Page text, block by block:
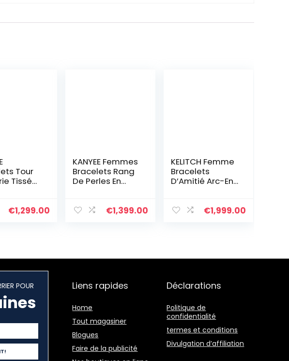
Tour
Tissé
Bracelet
€1,299.00
KANYEE Femmes
Bracelets Rang
De Perles En
Perle De
Bohémien
€1,399.00
KELITCH Femme
Bracelets
D’Amitié Arc-En-
Faits À La Main
€1,999.00
POUR Liens rapides
Home
Tout magasiner
Blogues
Faire de la publicité
Déclarations
Politique de
confidentialité
termes et conditions
Divulgation d’affiliation